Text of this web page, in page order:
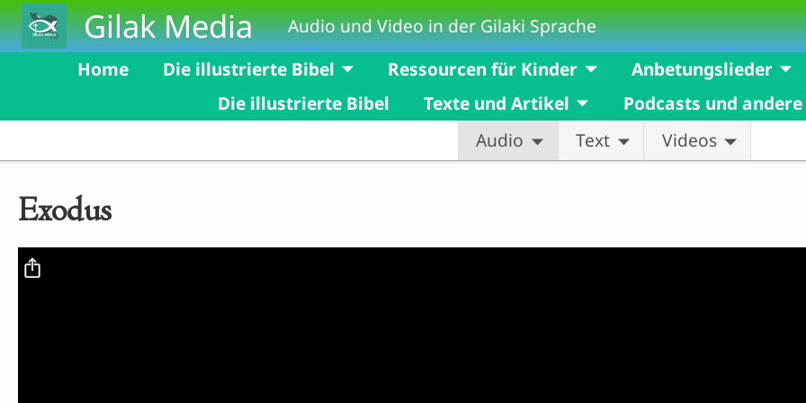
Skip to main contentGilak Media Audio und Video in der Gilaki Sprache
Home Die illustrierte Bibel Ressourcen für Kinder Anbetungslieder
Audio Text Videos
Die illustrierte Bibel Texte und Artikel Podcasts und
Exodus